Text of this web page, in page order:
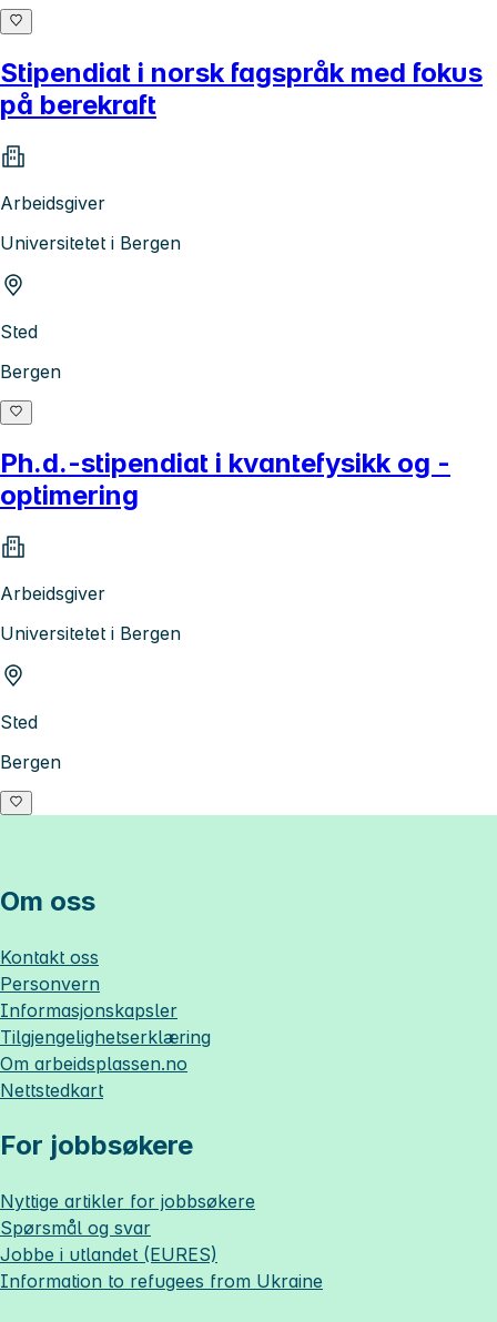
Stipendiat i norsk fagspråk med fokus
på berekraft
Arbeidsgiver
Universitetet i Bergen
Sted
Bergen
Ph.d.-stipendiat i kvantefysikk og -
optimering
Arbeidsgiver
Universitetet i Bergen
Sted
Bergen
Om oss
Kontakt oss
Personvern
Informasjonskapsler
Tilgjengelighetserklæring
Om arbeidsplassen.no
Nettstedkart
For jobbsøkere
Nyttige artikler for jobbsøkere
Spørsmål og svar
Jobbe i utlandet (EURES)
Information to refugees from Ukraine